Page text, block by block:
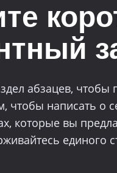
абзацев, чтобы
чтобы написать о
которые вы
единого